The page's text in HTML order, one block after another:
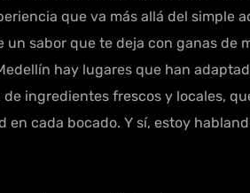
que va más allá del simple
sabor que te deja con ganas de
hay lugares que han
ingredientes frescos y locales,
en cada bocado. Y sí, estoy